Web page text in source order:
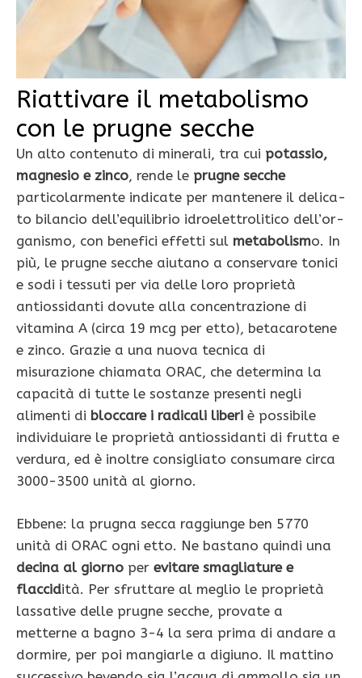
Riattivare il metabolismo
con le prugne secche
Un alto contenuto di minerali, tra cui potassio,
magnesio e zinco, rende le prugne secche
particolarmente indicate per mantenere il delica­
to bilancio dell’equilibrio idroelettrolitico dell’or­
ganismo, con benefici effetti sul metabolismo. In
più, le prugne secche aiutano a conservare tonici
e sodi i tessuti per via delle loro proprietà
antiossi­danti dovute alla concentrazione di
vitamina A (circa 19 mcg per etto), betacarotene
e zinco. Grazie a una nuova tecnica di
misurazione chiama­ta ORAC, che determina la
capacità di tutte le so­stanze presenti negli
alimenti di bloccare i radicali liberi è possibile
individuiare le proprietà antiossi­danti di frutta e
verdura, ed è inoltre consigliato consumare circa
3000-3500 unità al giorno.
Ebbene: la prugna secca raggiunge ben 5770
unità di ORAC ogni etto. Ne bastano quindi una
decina al giorno per evitare smagliature e
flaccidità. Per sfruttare al meglio le proprietà
lassative delle prugne secche, provate a
metterne a bagno 3-4 la sera prima di andare a
dormire, per poi mangiarle a digiuno. Il mattino